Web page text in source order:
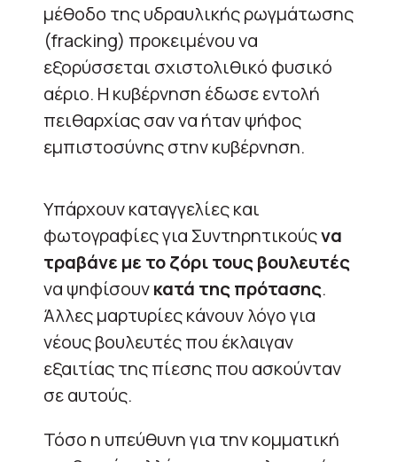
μέθοδο της υδραυλικής ρωγμάτωσης
(fracking) προκειμένου να
εξορύσσεται σχιστολιθικό φυσικό
αέριο. Η κυβέρνηση έδωσε εντολή
πειθαρχίας σαν να ήταν ψήφος
εμπιστοσύνης στην κυβέρνηση.
Υπάρχουν καταγγελίες και
φωτογραφίες για Συντηρητικούςνα
τραβάνε με το ζόρι τους βουλευτές
να ψηφίσουνκατά της πρότασης.
Άλλες μαρτυρίες κάνουν λόγο για
νέους βουλευτές που έκλαιγαν
εξαιτίας της πίεσης που ασκούνταν
σε αυτούς.
Τόσο η υπεύθυνη για την κομματική